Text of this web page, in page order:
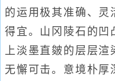
的运用极其准确、灵
得宜。山冈陵石的凹
上淡墨直皴的层层渲
无懈可击。意境朴厚